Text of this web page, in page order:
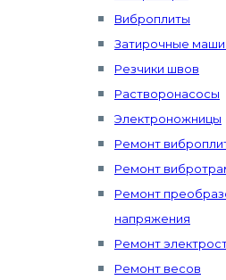
Виброплиты
Затирочные
Резчики швов
Растворонасосы
Электроножницы
Ремонт
Ремонт
Ремонт
напряжения
Ремонт
Ремонт весов